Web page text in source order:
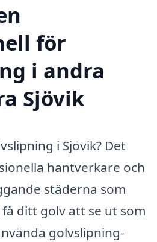
för
i andra
Sjövik
i Sjövik? Det
hantverkare och
städerna som
ditt golv att se ut som
golvslipning-